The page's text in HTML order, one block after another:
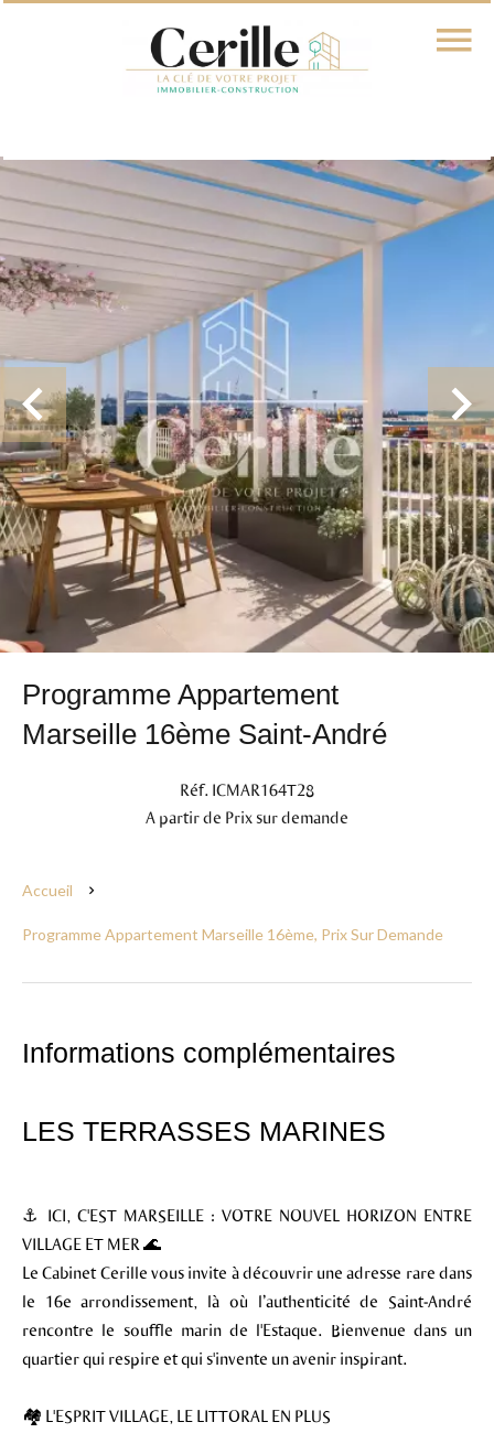
Programme Appartement
Marseille 16ème Saint-André
Réf. ICMAR164T28
A partir de Prix sur demande
Accueil
Programme Appartement Marseille 16ème, Prix Sur Demande
Informations complémentaires
LES TERRASSES MARINES
⚓️ ICI, C'EST MARSEILLE : VOTRE NOUVEL HORIZON ENTRE
VILLAGE ET MER 🌊
Le Cabinet Cerille vous invite à découvrir une adresse rare dans
le 16e arrondissement, là où l’authenticité de Saint-André
rencontre le souffle marin de l'Estaque. Bienvenue dans un
quartier qui respire et qui s'invente un avenir inspirant.
🏘️ L'ESPRIT VILLAGE, LE LITTORAL EN PLUS